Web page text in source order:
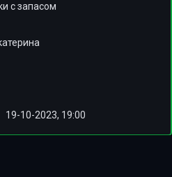
с запасом
19-10-2023, 19:00